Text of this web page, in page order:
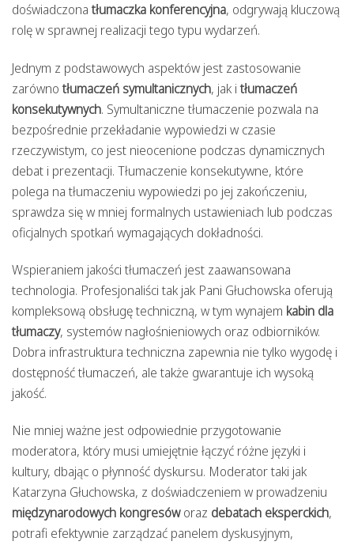
doświadczonatłumaczka konferencyjna, odgrywają kluczową
rolę w sprawnej realizacji tego typu wydarzeń.
Jednym z podstawowych aspektów jest zastosowanie
zarównotłumaczeń symultanicznych, jak itłumaczeń
konsekutywnych. Symultaniczne tłumaczenie pozwala na
bezpośrednie przekładanie wypowiedzi w czasie
rzeczywistym, co jest nieocenione podczas dynamicznych
debat i prezentacji. Tłumaczenie konsekutywne, które
polega na tłumaczeniu wypowiedzi po jej zakończeniu,
sprawdza się w mniej formalnych ustawieniach lub podczas
oficjalnych spotkań wymagających dokładności.
Wspieraniem jakości tłumaczeń jest zaawansowana
technologia. Profesjonaliści tak jak Pani Głuchowska oferują
kompleksową obsługę techniczną, w tym wynajem kabin dla
tłumaczy, systemów nagłośnieniowych oraz odbiorników.
Dobra infrastruktura techniczna zapewnia nie tylko wygodę i
dostępność tłumaczeń, ale także gwarantuje ich wysoką
jakość.
Nie mniej ważne jest odpowiednie przygotowanie
moderatora, który musi umiejętnie łączyć różne języki i
kultury, dbając o płynność dyskursu. Moderator taki jak
Katarzyna Głuchowska, z doświadczeniem w prowadzeniu
międzynarodowych kongresóworaz debatach eksperckich,
potrafi efektywnie zarządzać panelem dyskusyjnym,